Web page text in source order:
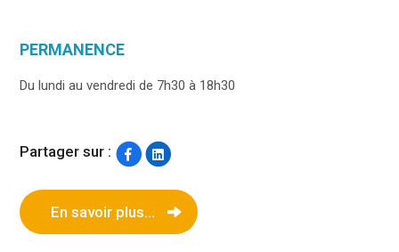
PERMANENCE
Du lundi au vendredi de 7h30 à 18h30
Partager sur :
En savoir plus...